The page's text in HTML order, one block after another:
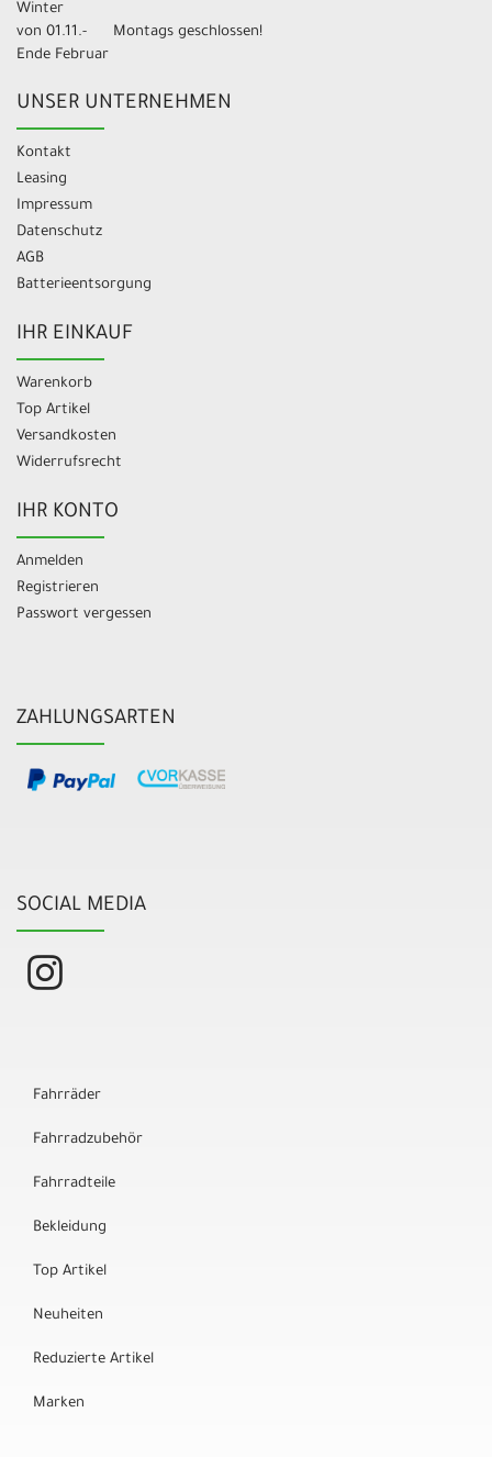
Winter
von 01.11.-
Ende Februar
Montags geschlossen!
UNSER UNTERNEHMEN
Kontakt
Leasing
Impressum
Datenschutz
AGB
Batterieentsorgung
IHR EINKAUF
Warenkorb
Top Artikel
Versandkosten
Widerrufsrecht
IHR KONTO
Anmelden
Registrieren
Passwort vergessen
ZAHLUNGSARTEN
SOCIAL MEDIA
Fahrräder
Fahrradzubehör
Fahrradteile
Bekleidung
Top Artikel
Neuheiten
Reduzierte Artikel
Marken